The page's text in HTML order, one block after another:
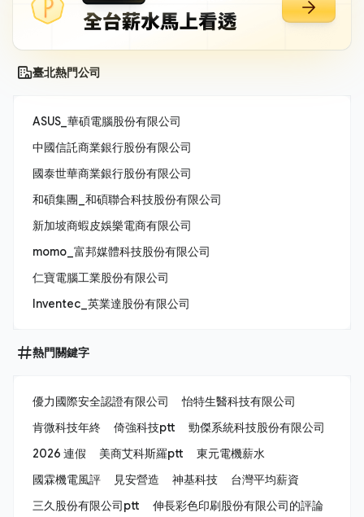
臺北熱門公司
ASUS_華碩電腦股份有限公司
中國信託商業銀行股份有限公司
國泰世華商業銀行股份有限公司
和碩集團_和碩聯合科技股份有限公司
新加坡商蝦皮娛樂電商有限公司
momo_富邦媒體科技股份有限公司
仁寶電腦工業股份有限公司
Inventec_英業達股份有限公司
熱門關鍵字
優力國際安全認證有限公司
怡特生醫科技有限公司
肯微科技年終
倚強科技ptt
勁傑系統科技股份有限公司
2026 連假
美商艾科斯羅ptt
東元電機薪水
國霖機電風評
見安營造 神基科技
台灣平均薪資
三久股份有限公司ptt
伸長彩色印刷股份有限公司的評論